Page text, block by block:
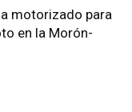
motorizado para
en la Morón-